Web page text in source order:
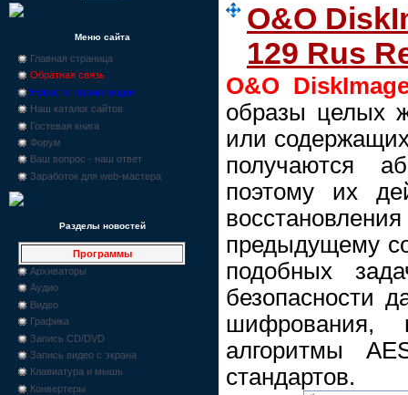
Меню сайта
Главная страница
Обратная связь
Новости, промо-акции
Наш каталог сайтов
Гостевая книга
Форум
Ваш вопрос - наш ответ
Заработок для web-мастера
Разделы новостей
Программы
Архиваторы
Аудио
Видео
Графика
Запись CD/DVD
Запись видео с экрана
Клавиатура и мышь
Конвертеры
O&O
129 Rus
O&O
образы целых
или
получаются
поэтому их
предыдущему
подобных
безопасности
шифрования,
алгоритмы
стандартов.